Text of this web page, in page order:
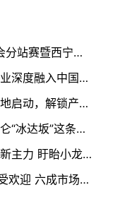
2025年青海省第三届冰雪运动会分站赛暨西宁市第五届冰雪运动会（大通站）
看好中国前景加大投入！外资企业深度融入中国市场
锦州数字文旅红色微短剧产业基地启动，解锁产业融合升级新路径
新春走基层丨步步惊心！穿越昆仑“冰达坂”这条护学路他们走了17年
运满满货运数观：江浙沪成吃虾新主力 盱眙小龙虾需求持续走高
中国短剧“扬帆出海”！国风题材受欢迎 六成市场在美国